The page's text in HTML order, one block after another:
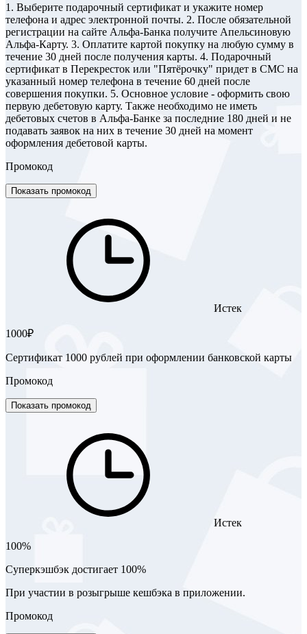
1. Выберите подарочный сертификат и укажите номер
телефона и адрес электронной почты. 2. После обязательной
регистрации на сайте Альфа-Банка получите Апельсиновую
Альфа-Карту. 3. Оплатите картой покупку на любую сумму в
течение 30 дней после получения карты. 4. Подарочный
сертификат в Перекресток или "Пятёрочку" придет в СМС на
указанный номер телефона в течение 60 дней после
совершения покупки. 5. Основное условие - оформить свою
первую дебетовую карту. Также необходимо не иметь
дебетовых счетов в Альфа-Банке за последние 180 дней и не
подавать заявок на них в течение 30 дней на момент
оформления дебетовой карты.
Промокод
Показать промокод
Истек
1000₽
Сертификат 1000 рублей при оформлении банковской карты
Промокод
Показать промокод
Истек
100%
Суперкэшбэк достигает 100%
При участии в розыгрыше кешбэка в приложении.
Промокод